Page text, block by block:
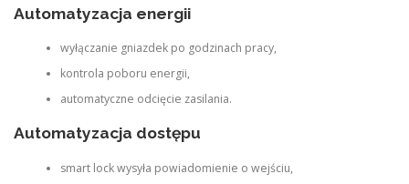
Automatyzacja energii
wyłączanie gniazdek po godzinach pracy,
kontrola poboru energii,
automatyczne odcięcie zasilania.
Automatyzacja dostępu
smart lock wysyła powiadomienie o wejściu,